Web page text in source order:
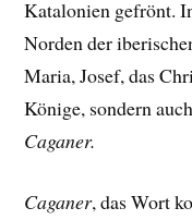
Katalonien gefrönt.
Norden der
Maria, Josef, das
Könige, sondern
Caganer.
Caganer, das Wort